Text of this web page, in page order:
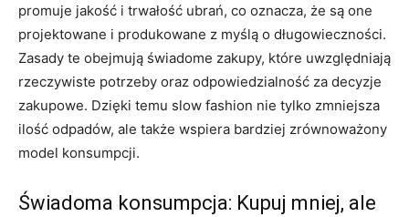
promuje jakość i trwałość ubrań, co oznacza, że są one
projektowane i produkowane z myślą o długowieczności.
Zasady te obejmują świadome zakupy, które uwzględniają
rzeczywiste potrzeby oraz odpowiedzialność za decyzje
zakupowe. Dzięki temu slow fashion nie tylko zmniejsza
ilość odpadów, ale także wspiera bardziej zrównoważony
model konsumpcji.
Świadoma konsumpcja: Kupuj mniej, ale